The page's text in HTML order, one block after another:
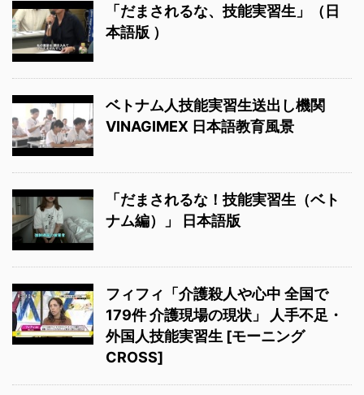
「だまされるな、技能実習生」（日
本語版 ）
ベトナム人技能実習生送出し機関
VINAGIMEX 日本語教育風景
「だまされるな！技能実習生（ベト
ナム編）」 日本語版
フィフィ「介護殺人や心中 全国で
179件 介護現場の現状」 人手不足・
外国人技能実習生 [モーニング
CROSS]